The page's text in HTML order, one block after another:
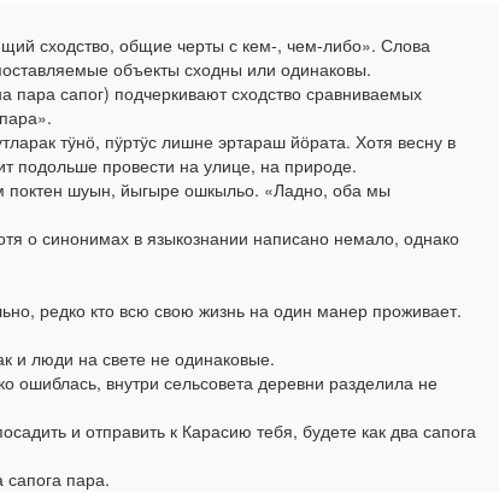
сходство, общие черты с кем-, чем-либо». Слова
объекты сходны или одинаковы.
сапог) подчеркивают сходство сравниваемых
тӱнӧ, пӱртӱс лишне эртараш йӧрата. Хотя весну в
подольше провести на улице, на природе.
шуын, йыгыре ошкыльо. «Ладно, оба мы
о синонимах в языкознании написано немало, однако
редко кто всю свою жизнь на один манер проживает.
и люди на свете не одинаковые.
внутри сельсовета деревни разделила не
и отправить к Карасию тебя, будете как два сапога
пара.